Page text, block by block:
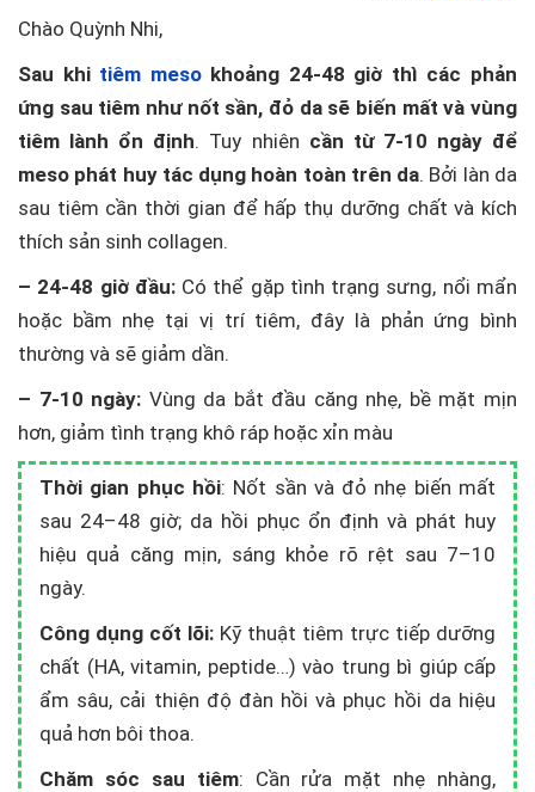
Chào Quỳnh Nhi,
Sau khi tiêm mesokhoảng 24-48 giờ thì các phản
ứng sau tiêm như nốt sần, đỏ da sẽ biến mất và vùng
tiêm lành ổn định. Tuy nhiên cần từ 7-10 ngày để
meso phát huy tác dụng hoàn toàn trên da. Bởi làn da
sau tiêm cần thời gian để hấp thụ dưỡng chất và kích
thích sản sinh collagen.
– 24-48 giờ đầu:Có thể gặp tình trạng sưng, nổi mẩn
hoặc bầm nhẹ tại vị trí tiêm, đây là phản ứng bình
thường và sẽ giảm dần.
– 7-10 ngày: Vùng da bắt đầu căng nhẹ, bề mặt mịn
hơn, giảm tình trạng khô ráp hoặc xỉn màu
Thời gian phục hồi: Nốt sần và đỏ nhẹ biến mất
sau 24–48 giờ; da hồi phục ổn định và phát huy
hiệu quả căng mịn, sáng khỏe rõ rệt sau 7–10
ngày.
Công dụng cốt lõi: Kỹ thuật tiêm trực tiếp dưỡng
chất (HA, vitamin, peptide…) vào trung bì giúp cấp
ẩm sâu, cải thiện độ đàn hồi và phục hồi da hiệu
quả hơn bôi thoa.
Chăm sóc sau tiêm: Cần rửa mặt nhẹ nhàng,